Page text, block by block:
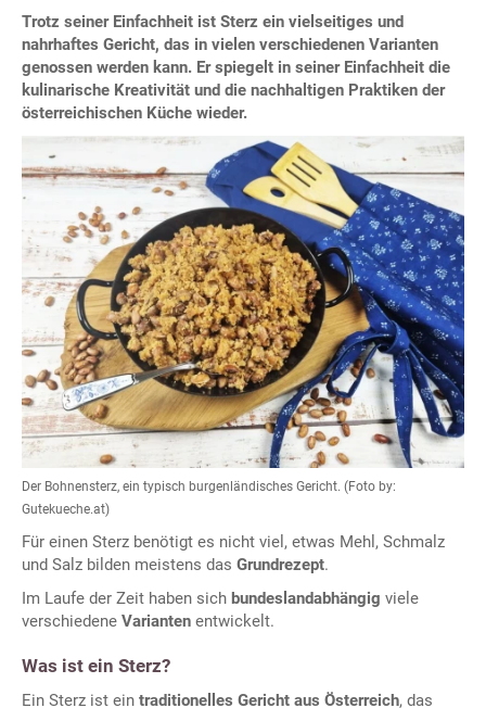
Trotz seiner Einfachheit ist Sterz ein vielseitiges und
nahrhaftes Gericht, das in vielen verschiedenen Varianten
genossen werden kann. Er spiegelt in seiner Einfachheit die
kulinarische Kreativität und die nachhaltigen Praktiken der
österreichischen Küche wieder.
Der Bohnensterz, ein typisch burgenländisches Gericht. (Foto by:
Gutekueche.at)
Für einen Sterz benötigt es nicht viel, etwas Mehl, Schmalz
und Salz bilden meistens das Grundrezept.
Im Laufe der Zeit haben sich bundeslandabhängig viele
verschiedene Varianten entwickelt.
Was ist ein Sterz?
Ein Sterz ist ein traditionelles Gericht aus Österreich, das